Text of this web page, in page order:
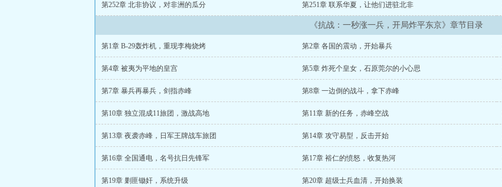
第252章 北非协议，对非洲的瓜分 第251章 联系华夏，让他们进驻北非
《抗战：一秒涨一兵，开局炸平东京》章节目录
第1章 B-29轰炸机，重现李梅烧烤 第2章 各国的震动，开始暴兵
第4章 被夷为平地的皇宫 第5章 炸死个皇女，石原莞尔的小心思
第7章 暴兵再暴兵，剑指赤峰 第8章 一边倒的战斗，拿下赤峰
第10章 独立混成11旅团，激战高地 第11章 新的任务，赤峰空战
第13章 夜袭赤峰，日军王牌战车旅团 第14章 攻守易型，反击开始
第16章 全国通电，名号抗日先锋军 第17章 裕仁的愤怒，收复热河
第19章 剿匪锄奸，系统升级 第20章 超级士兵血清，开始换装